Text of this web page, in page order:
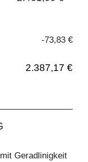
-73,83 €
2.387,17 €
Geradlinigkeit